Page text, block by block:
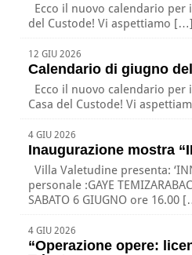
Ecco il nuovo calendario per
del Custode! Vi aspettiamo […]
12 GIU 2026
Calendario di giugno
Ecco il nuovo calendario per
Casa del Custode! Vi
4 GIU 2026
Inaugurazione mostra
Villa Valetudine presenta:
personale :GAYE
SABATO 6 GIUGNO ore 16.00
4 GIU 2026
“Operazione opere: